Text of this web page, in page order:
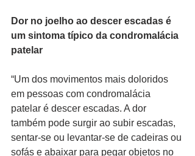
Dor no joelho ao descer escadas é
um sintoma típico da condromalácia
patelar
“Um dos movimentos mais doloridos
em pessoas com condromalácia
patelar é descer escadas. A dor
também pode surgir ao subir escadas,
sentar-se ou levantar-se de cadeiras ou
sofás e abaixar para pegar objetos no